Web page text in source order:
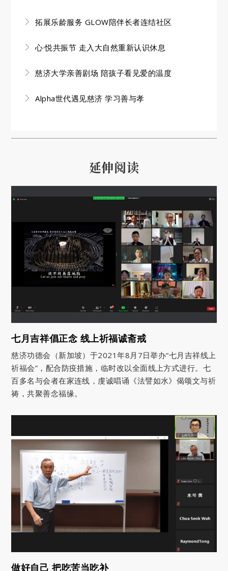
拓展乐龄服务 GLOW陪伴长者连结社区
心·悦共振节 走入大自然重新认识休息
慈济大学亲善剧场 陪孩子看见爱的温度
Alpha世代遇见慈济 学习善与孝
延伸阅读
七月吉祥倡正念 线上祈福诚斋戒
慈济功德会（新加坡）于2021年8月7日举办“七月吉祥线上
祈福会”，配合防疫措施，临时改以全面线上方式进行。七
百多名与会者在家连线，虔诚唱诵《法譬如水》偈颂文与祈
祷，共聚善念福缘。
做好自己 把吃苦当吃补